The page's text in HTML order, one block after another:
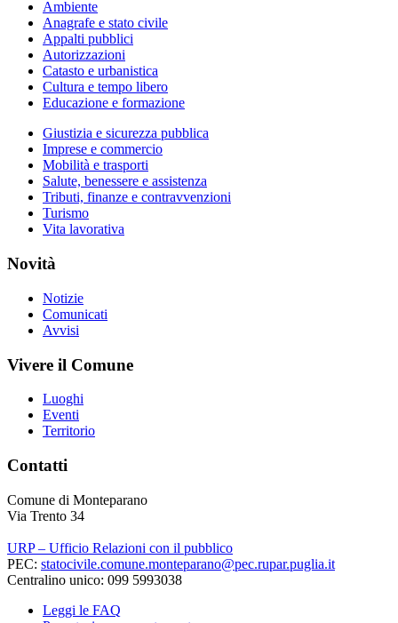
Ambiente
Anagrafe e stato civile
Appalti pubblici
Autorizzazioni
Catasto e urbanistica
Cultura e tempo libero
Educazione e formazione
Giustizia e sicurezza pubblica
Imprese e commercio
Mobilità e trasporti
Salute, benessere e assistenza
Tributi, finanze e contravvenzioni
Turismo
Vita lavorativa
Novità
Notizie
Comunicati
Avvisi
Vivere il Comune
Luoghi
Eventi
Territorio
Contatti
Comune di Monteparano
Via Trento 34
URP – Ufficio Relazioni con il pubblico
PEC: statocivile.comune.monteparano@pec.rupar.puglia.it
Centralino unico: 099 5993038
Leggi le FAQ